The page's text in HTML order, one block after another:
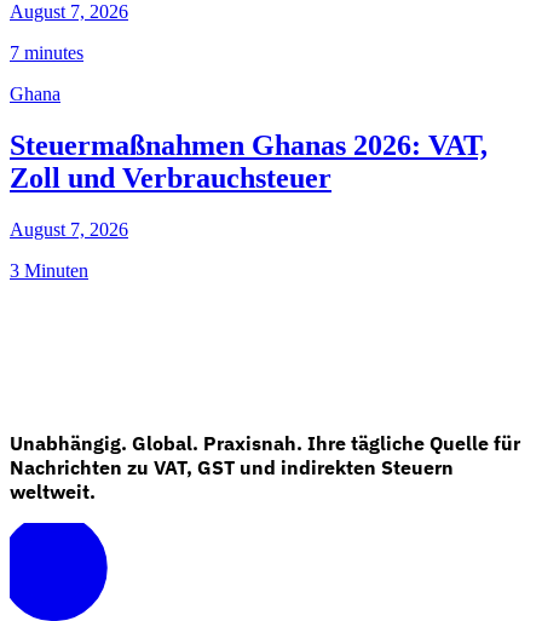
August 7, 2026
7 minutes
Ghana
Steuermaßnahmen Ghanas 2026: VAT,
Zoll und Verbrauchsteuer
August 7, 2026
3 Minuten
Unabhängig. Global. Praxisnah. Ihre tägliche Quelle für
Nachrichten zu VAT, GST und indirekten Steuern
weltweit.